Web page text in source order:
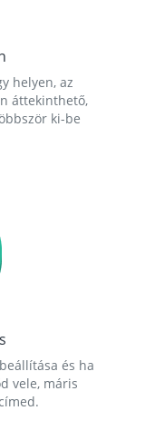
helyen, az
áttekinthető,
ki-be
és ha
vele, máris